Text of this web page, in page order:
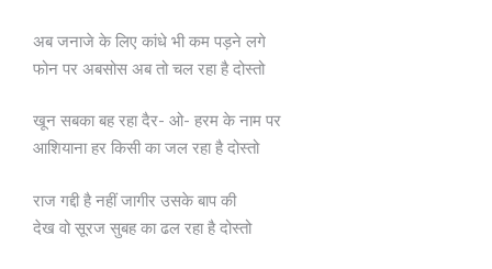
अब जनाजे के लिए कांधे भी कम पड़ने लगे
फोन पर अबसोस अब तो चल रहा है दोस्तो
खून सबका बह रहा दैर- ओ- हरम के नाम पर
आशियाना हर किसी का जल रहा है दोस्तो
राज गद्दी है नहीं जागीर उसके बाप की
देख वो सूरज सुबह का ढल रहा है दोस्तो